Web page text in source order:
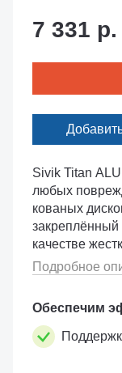
Sivik Titan
любых
кованых дисков
закреплённый
качестве
при правке и
на
Подробное
Обеспечим
7 331 р.